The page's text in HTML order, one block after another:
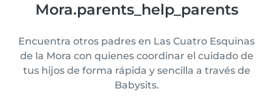
Mora.parents_help_parents
Encuentra otros padres en Las Cuatro Esquinas
de la Mora con quienes coordinar el cuidado de
tus hijos de forma rápida y sencilla a través de
Babysits.